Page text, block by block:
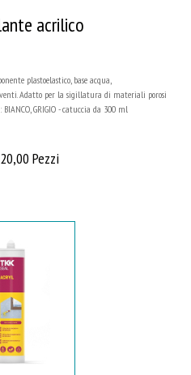
acrilico
plastoelastico, base acqua,
Adatto per la sigillatura di materiali porosi
GRIGIO - catuccia da 300 ml
Pezzi